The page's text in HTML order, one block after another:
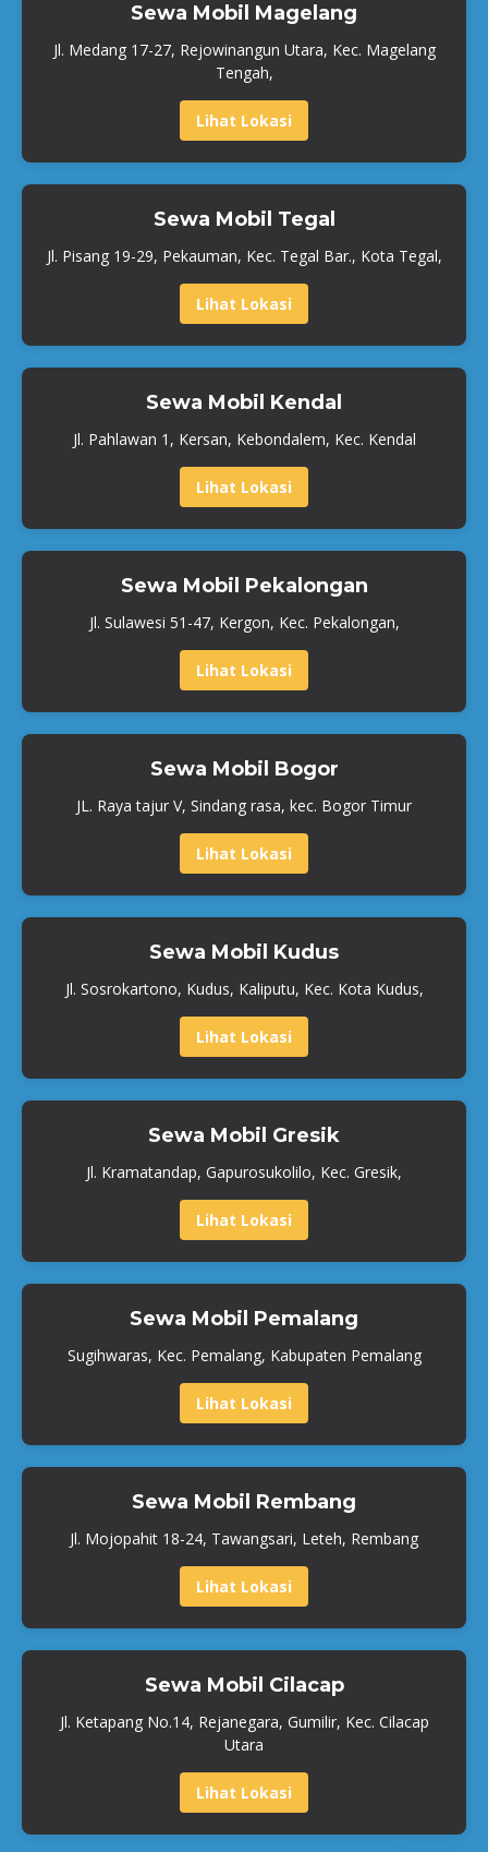
Sewa Mobil Magelang
Jl. Medang 17-27, Rejowinangun Utara, Kec. Magelang
Tengah,
Lihat Lokasi
Sewa Mobil Tegal
Jl. Pisang 19-29, Pekauman, Kec. Tegal Bar., Kota Tegal,
Lihat Lokasi
Sewa Mobil Kendal
Jl. Pahlawan 1, Kersan, Kebondalem, Kec. Kendal
Lihat Lokasi
Sewa Mobil Pekalongan
Jl. Sulawesi 51-47, Kergon, Kec. Pekalongan,
Lihat Lokasi
Sewa Mobil Bogor
JL. Raya tajur V, Sindang rasa, kec. Bogor Timur
Lihat Lokasi
Sewa Mobil Kudus
Jl. Sosrokartono, Kudus, Kaliputu, Kec. Kota Kudus,
Lihat Lokasi
Sewa Mobil Gresik
Jl. Kramatandap, Gapurosukolilo, Kec. Gresik,
Lihat Lokasi
Sewa Mobil Pemalang
Sugihwaras, Kec. Pemalang, Kabupaten Pemalang
Lihat Lokasi
Sewa Mobil Rembang
Jl. Mojopahit 18-24, Tawangsari, Leteh, Rembang
Lihat Lokasi
Sewa Mobil Cilacap
Jl. Ketapang No.14, Rejanegara, Gumilir, Kec. Cilacap
Utara
Lihat Lokasi